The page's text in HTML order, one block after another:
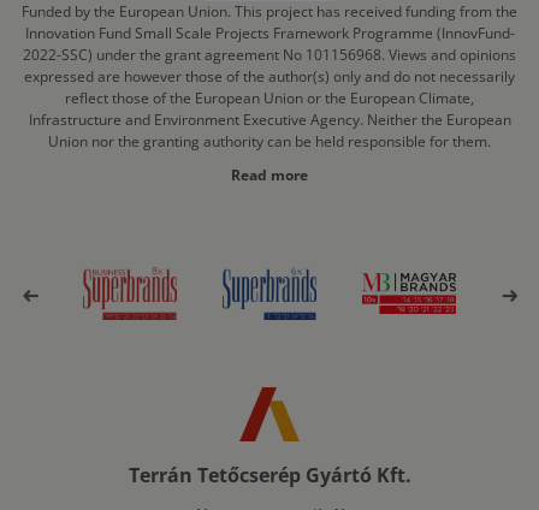
Funded by the European Union. This project has received funding from the
Innovation Fund Small Scale Projects Framework Programme (InnovFund-
2022-SSC) under the grant agreement No 101156968. Views and opinions
expressed are however those of the author(s) only and do not necessarily
reflect those of the European Union or the European Climate,
Infrastructure and Environment Executive Agency. Neither the European
Union nor the granting authority can be held responsible for them.
Read more
Terrán Tetőcserép Gyártó Kft.